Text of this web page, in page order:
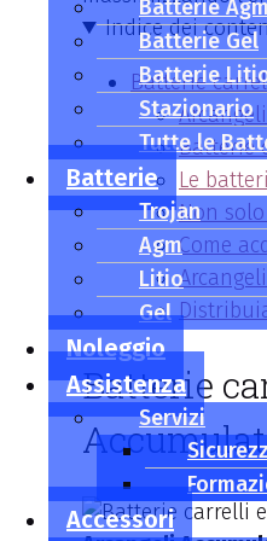
Batterie
Batterie Gel
Batterie
Stazionario
Tutte le
Batterie
Trojan
Agm
Litio
Gel
Noleggio
Assistenza
Servizi
Accessori
Indice dei
Batterie
Batterie
Le
Non
Come
Batterie